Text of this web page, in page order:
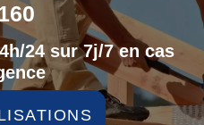
24 sur 7j/7 en cas